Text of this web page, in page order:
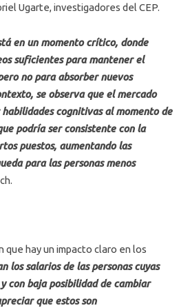
Ugarte, investigadores del CEP.
en un momento crítico, donde
suficientes para mantener el
no para absorber nuevos
se observa que el mercado
cognitivas al momento de
podría ser consistente con la
puestos, aumentando las
para las personas menos
que hay un impacto claro en los
los salarios de las personas cuyas
con baja posibilidad de cambiar
que estos son